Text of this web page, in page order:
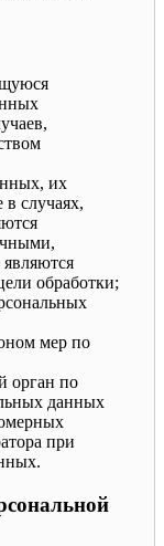
их
случаях,
обработки;
мер по
орган по
данных
при